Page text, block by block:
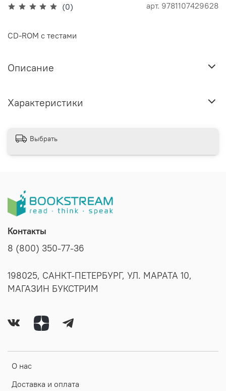
(0) арт. 9781107429628
CD-ROM с тестами
Описание
Характеристики
Выбрать
О нас
Доставка и оплата
Контакты
8 (800) 350-77-36
198025, САНКТ-ПЕТЕРБУРГ, УЛ. МАРАТА 10,
МАГАЗИН БУКСТРИМ